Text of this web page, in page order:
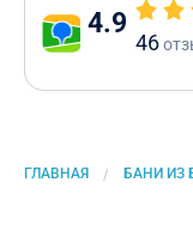
4.9
46
ГЛАВНАЯ БАНИ ИЗ